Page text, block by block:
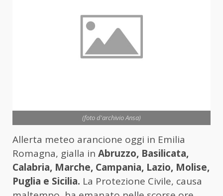
(foto d'archivio Ansa)
Allerta meteo arancione oggi in Emilia
Romagna, gialla in Abruzzo, Basilicata,
Calabria, Marche, Campania, Lazio, Molise,
Puglia e Sicilia. La Protezione Civile, causa